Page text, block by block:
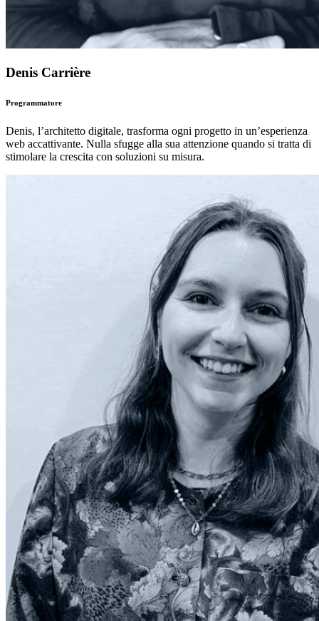
Denis Carrière
Programmatore
Denis, l’architetto digitale, trasforma ogni progetto in un’esperienza
web accattivante. Nulla sfugge alla sua attenzione quando si tratta di
stimolare la crescita con soluzioni su misura.